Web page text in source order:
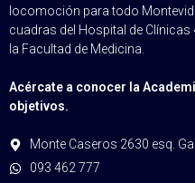
locomoción para todo
cuadras del Hospital de Clínicas
la Facultad de Medicina.
Acércate a conocer la
objetivos.
Monte Caseros 2630 esq.
093 462 777